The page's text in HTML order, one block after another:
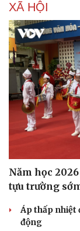
XÃ HỘI
Năm học
tựu trường
Áp thấp nhiệt
động